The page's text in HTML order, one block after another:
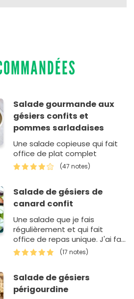
Salade gourmande aux
gésiers confits et
pommes sarladaises
Une salade copieuse qui fait
office de plat complet
(47 notes)
Salade de gésiers de
canard confit
Une salade que je fais
régulièrement et qui fait
office de repas unique. J'ai fait
avec ce que j'avais sous la
main. Quelquefois je mets de
(17 notes)
Salade de gésiers
périgourdine